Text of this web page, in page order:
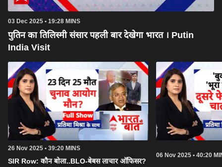
03 Dec 2025 • 19:28 MINS
पुतिन का तिलिस्मी संसार पहली बार देखेगा भारत । Putin
India Visit
26 Nov 2025 • 39:20 MINS
SIR Row: कौन बोला..BLO-बेबस लाचार ऑफिसर?
06 Nov 2025 • 40:20